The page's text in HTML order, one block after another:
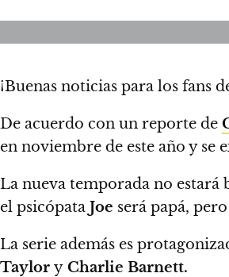
¡Buenas noticias para los fans
De acuerdo con un reporte de
en noviembre de este año y se
La nueva temporada no estará
el psicópata Joe será papá,
La serie además es
Taylor y Charlie Barnett.